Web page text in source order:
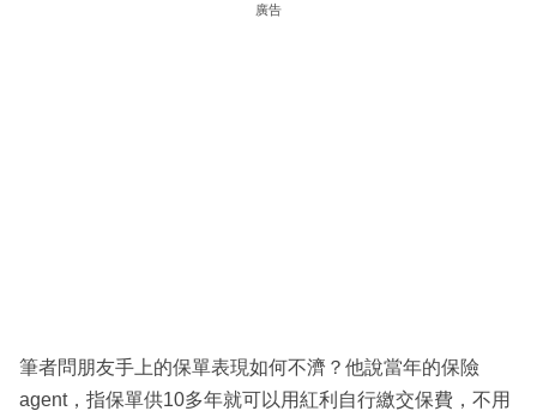
廣告
筆者問朋友手上的保單表現如何不濟？他說當年的保險
agent，指保單供10多年就可以用紅利自行繳交保費，不用